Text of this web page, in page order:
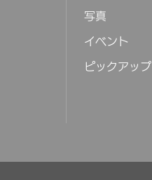
写真
イベント
ピックアップ